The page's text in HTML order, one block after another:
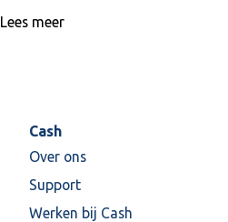
Lees meer
Cash
Over ons
Support
Werken bij Cash